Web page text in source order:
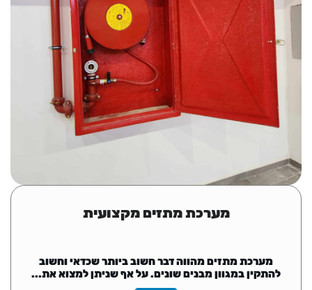
מערכת מתזים מקצועית
מערכת מתזים מהווה דבר חשוב ביותר שכדאי וחשוב
להתקין במגוון מבנים שונים. על אף שניתן למצוא את...